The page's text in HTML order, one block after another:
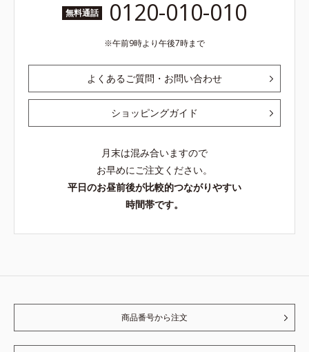
無料通話 0120-010-010
午前9時より午後7時まで
よくあるご質問・お問い合わせ
ショッピングガイド
月末は混み合いますので
お早めにご注文ください。
平日のお昼前後が比較的つながりやすい
時間帯です。
商品番号から注文